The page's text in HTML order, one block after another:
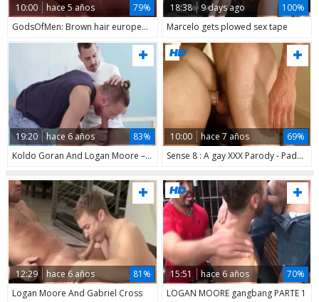
10:00 hace 5 años
79%
GodsOfMen: Brown hair european Logan Moore loves doggy fucking
18:38 9 days ago
100%
Marcelo gets plowed sex tape
19:20 hace 6 años
83%
Koldo Goran And Logan Moore – raw Tools
10:00 hace 7 años
69%
Sense 8 : A gay XXX Parody - Paddy O'Brian & Logan Moore butthole Hump
12:29 hace 6 años
81%
Logan Moore And Gabriel Cross
15:51 hace 6 años
70%
LOGAN MOORE gangbang PARTE 1